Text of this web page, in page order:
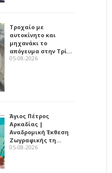
Τροχαίο με
αυτοκίνητο και
μηχανάκι το
απόγευμα στην Τρί…
05-08-2026
Άγιος Πέτρος
Αρκαδίας |
Αναδρομική Έκθεση
Ζωγραφικής τη…
05-08-2026